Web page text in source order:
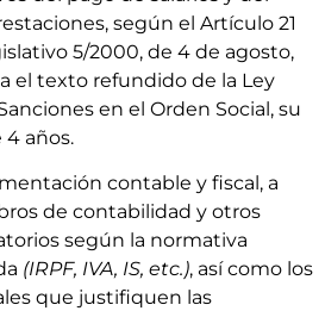
según el Artículo 21
5/2000, de 4 de agosto,
el texto refundido de la Ley
en el Orden Social, su
4 años.
contable y fiscal, a
de contabilidad y otros
según la normativa
(IRPF, IVA, IS, etc.), así como los
que justifiquen las